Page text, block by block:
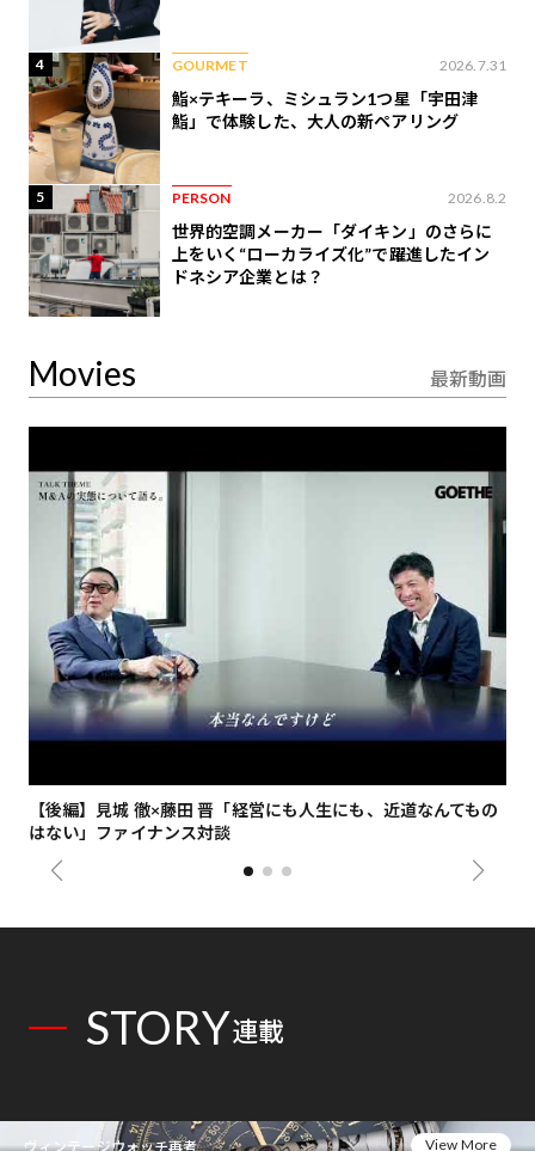
4 GOURMET 2026.7.31
鮨×テキーラ、ミシュラン1つ星「宇田津
鮨」で体験した、大人の新ペアリング
5 PERSON 2026.8.2
世界的空調メーカー「ダイキン」のさらに
上をいく“ローカライズ化”で躍進したイン
ドネシア企業とは？
Movies 最新動画
【後編】見城 徹×藤田 晋「経営にも人生にも、近道なんてもの
はない」ファイナンス対談
STORY連載
ヴィンテージウォッチ再考 View More